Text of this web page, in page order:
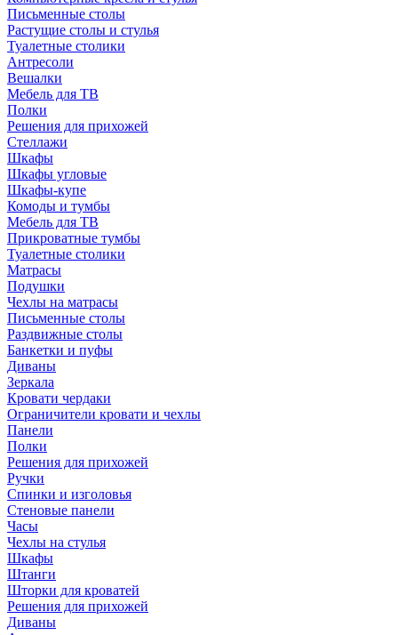
Письменные столы
Растущие столы и стулья
Туалетные столики
Антресоли
Вешалки
Мебель для ТВ
Полки
Решения для прихожей
Стеллажи
Шкафы
Шкафы угловые
Шкафы-купе
Комоды и тумбы
Мебель для ТВ
Прикроватные тумбы
Туалетные столики
Матрасы
Подушки
Чехлы на матрасы
Письменные столы
Раздвижные столы
Банкетки и пуфы
Диваны
Зеркала
Кровати чердаки
Ограничители кровати и чехлы
Панели
Полки
Решения для прихожей
Ручки
Спинки и изголовья
Стеновые панели
Часы
Чехлы на стулья
Шкафы
Штанги
Шторки для кроватей
Решения для прихожей
Диваны